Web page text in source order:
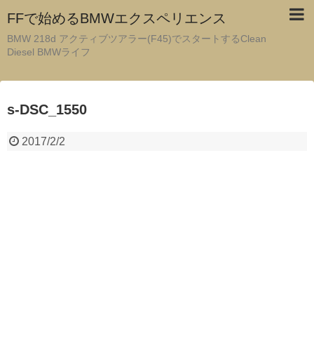
FFで始めるBMWエクスペリエンス
BMW 218d アクティブツアラー(F45)でスタートするClean
Diesel BMWライフ
s-DSC_1550
2017/2/2